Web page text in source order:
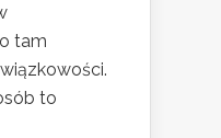
tam
to